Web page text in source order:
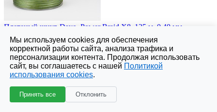
Плетеный шнур Dayo, Power Braid X8, 135 м, 0.40 мм,
Зелёный
Доступно: 1
20 руб.
+
В корзину
Мы используем cookies для обеспечения
корректной работы сайта, анализа трафика и
персонализации контента. Продолжая использовать
сайт, вы соглашаетесь с нашей Политикой
использования cookies.
Принять все Отклонить